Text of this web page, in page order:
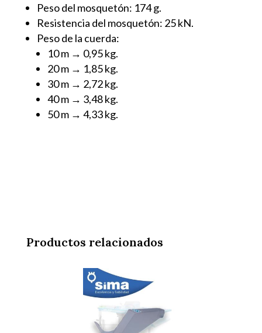
Peso del mosquetón: 174 g.
Resistencia del mosquetón: 25 kN.
Peso de la cuerda:
10 m → 0,95 kg.
20 m → 1,85 kg.
30 m → 2,72 kg.
40 m → 3,48 kg.
50 m → 4,33 kg.
Productos relacionados